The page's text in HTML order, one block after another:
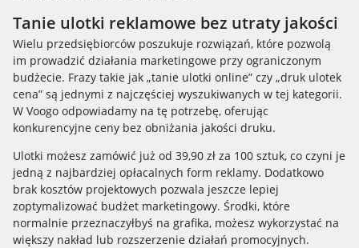
Tanie ulotki reklamowe bez utraty jakości
Wielu przedsiębiorców poszukuje rozwiązań, które pozwolą
im prowadzić działania marketingowe przy ograniczonym
budżecie. Frazy takie jak „tanie ulotki online” czy „druk ulotek
cena” są jednymi z najczęściej wyszukiwanych w tej kategorii.
W Voogo odpowiadamy na tę potrzebę, oferując
konkurencyjne ceny bez obniżania jakości druku.
Ulotki możesz zamówić już od 39,90 zł za 100 sztuk, co czyni je
jedną z najbardziej opłacalnych form reklamy. Dodatkowo
brak kosztów projektowych pozwala jeszcze lepiej
zoptymalizować budżet marketingowy. Środki, które
normalnie przeznaczyłbyś na grafika, możesz wykorzystać na
większy nakład lub rozszerzenie działań promocyjnych.